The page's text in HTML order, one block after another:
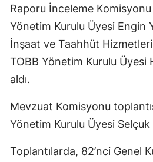
Raporu İnceleme Komisyonu
Yönetim Kurulu Üyesi Engin
İnşaat ve Taahhüt Hizmetleri
TOBB Yönetim Kurulu Üyesi
aldı.
Mevzuat Komisyonu
Yönetim Kurulu Üyesi Selçuk
Toplantılarda, 82’nci Genel